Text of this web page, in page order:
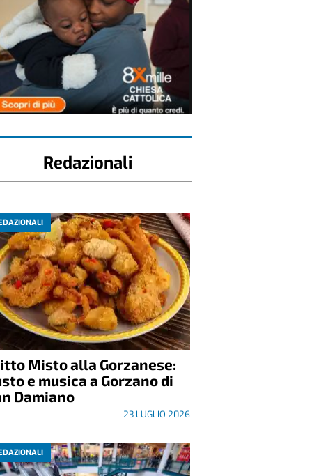
Redazionali
Misto alla Gorzanese:
e musica a Gorzano di
Damiano
23 LUGLIO 2026